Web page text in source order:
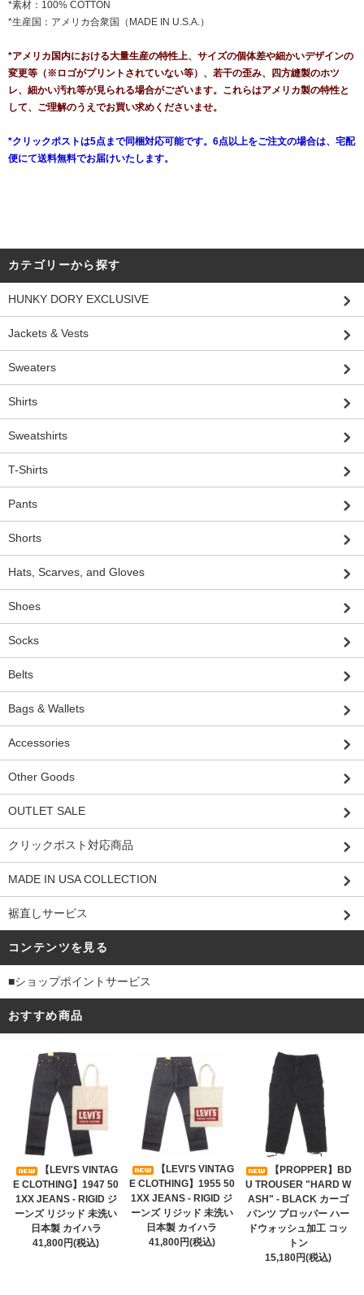
*素材：100% COTTON
*生産国：アメリカ合衆国（MADE IN U.S.A.）
*アメリカ国内における大量生産の特性上、サイズの個体差や細かいデザインの
変更等（※ロゴがプリントされていない等）、若干の歪み、四方縫製のホツ
レ、細かい汚れ等が見られる場合がございます。これらはアメリカ製の特性と
して、ご理解のうえでお買い求めくださいませ。
*クリックポストは5点まで同梱対応可能です。6点以上をご注文の場合は、宅配
便にて送料無料でお届けいたします。
カテゴリーから探す
HUNKY DORY EXCLUSIVE
Jackets & Vests
Sweaters
Shirts
Sweatshirts
T-Shirts
Pants
Shorts
Hats, Scarves, and Gloves
Shoes
Socks
Belts
Bags & Wallets
Accessories
Other Goods
OUTLET SALE
クリックポスト対応商品
MADE IN USA COLLECTION
裾直しサービス
コンテンツを見る
■ショップポイントサービス
おすすめ商品
【LEVI'S VINTAG
E CLOTHING】1947 50
1XX JEANS - RIGID ジ
ーンズ リジッド 未洗い
日本製 カイハラ
41,800円(税込)
【LEVI'S VINTAG
E CLOTHING】1955 50
1XX JEANS - RIGID ジ
ーンズ リジッド 未洗い
日本製 カイハラ
41,800円(税込)
【PROPPER】BD
U TROUSER "HARD W
ASH" - BLACK カーゴ
パンツ プロッパー ハー
ドウォッシュ加工 コッ
トン
15,180円(税込)